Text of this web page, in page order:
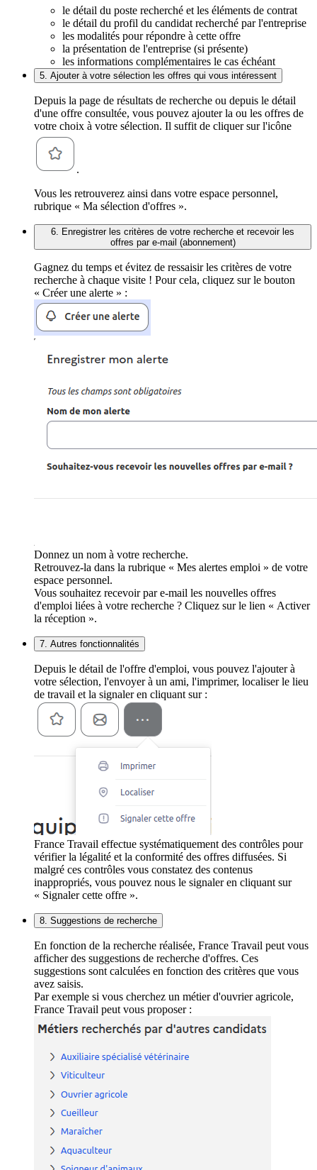
le détail du poste recherché et les éléments de contrat
le détail du profil du candidat recherché par l'entreprise
les modalités pour répondre à cette offre
la présentation de l'entreprise (si présente)
les informations complémentaires le cas échéant
5. Ajouter à votre sélection les offres qui vous intéressent
Depuis la page de résultats de recherche ou depuis le détail
d'une offre consultée, vous pouvez ajouter la ou les offres de
votre choix à votre sélection. Il suffit de cliquer sur l'icône
.
Vous les retrouverez ainsi dans votre espace personnel,
rubrique « Ma sélection d'offres ».
6. Enregistrer les critères de votre recherche et recevoir les
offres par e-mail (abonnement)
Gagnez du temps et évitez de ressaisir les critères de votre
recherche à chaque visite ! Pour cela, cliquez sur le bouton
« Créer une alerte » :
Donnez un nom à votre recherche.
Retrouvez-la dans la rubrique « Mes alertes emploi » de votre
espace personnel.
Vous souhaitez recevoir par e-mail les nouvelles offres
d'emploi liées à votre recherche ? Cliquez sur le lien « Activer
la réception ».
7. Autres fonctionnalités
Depuis le détail de l'offre d'emploi, vous pouvez l'ajouter à
votre sélection, l'envoyer à un ami, l'imprimer, localiser le lieu
de travail et la signaler en cliquant sur :
France Travail effectue systématiquement des contrôles pour
vérifier la légalité et la conformité des offres diffusées. Si
malgré ces contrôles vous constatez des contenus
inappropriés, vous pouvez nous le signaler en cliquant sur
« Signaler cette offre ».
8. Suggestions de recherche
En fonction de la recherche réalisée, France Travail peut vous
afficher des suggestions de recherche d'offres. Ces
suggestions sont calculées en fonction des critères que vous
avez saisis.
Par exemple si vous cherchez un métier d'ouvrier agricole,
France Travail peut vous proposer :